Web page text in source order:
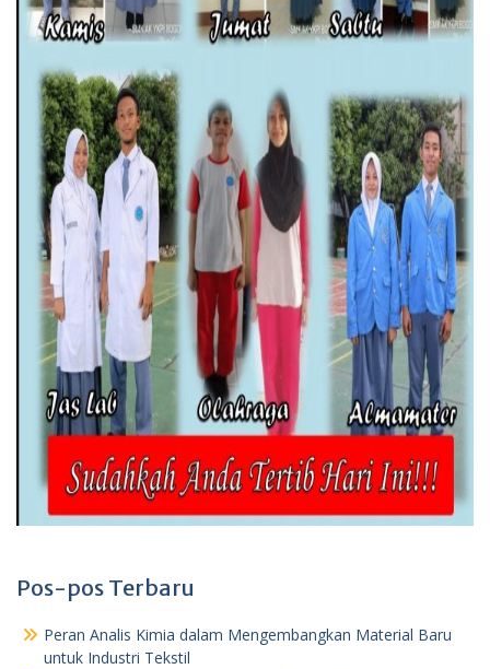
Pos-pos Terbaru
Peran Analis Kimia dalam Mengembangkan Material Baru
untuk Industri Tekstil